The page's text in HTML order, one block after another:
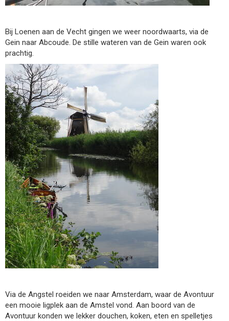
Bij Loenen aan de Vecht gingen we weer noordwaarts, via de
Gein naar Abcoude. De stille wateren van de Gein waren ook
prachtig.
Via de Angstel roeiden we naar Amsterdam, waar de Avontuur
een mooie ligplek aan de Amstel vond. Aan boord van de
Avontuur konden we lekker douchen, koken, eten en spelletjes